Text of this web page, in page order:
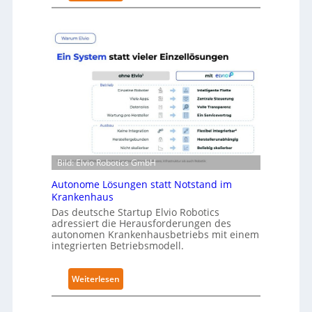
-
v
e
l
2
-
Z
e
r
t
f
i
z
r
N
a
R
o
o
t
i
c
s
r
w
e
t
r
Bild: Elvio Robotics GmbH
Autonome Lösungen statt Notstand im
Krankenhaus
Das deutsche Startup Elvio Robotics
adressiert die Herausforderungen des
autonomen Krankenhausbetriebs mit einem
integrierten Betriebsmodell.
Weiterlesen
A